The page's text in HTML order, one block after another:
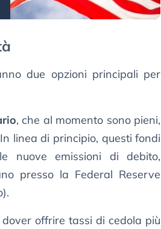
due opzioni principali per
, che al momento sono pieni,
linea di principio, questi fondi
nuove emissioni di debito,
presso la Federal Reserve
offrire tassi di cedola più